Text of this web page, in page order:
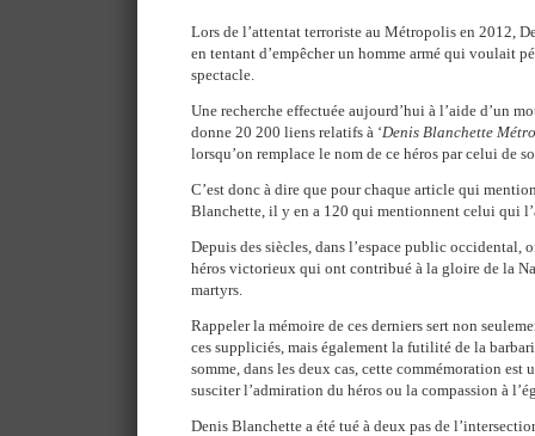
Lors de l’attentat terroriste au Métropolis en 2012,
en tentant d’empêcher un homme armé qui voulait
spectacle.
Une recherche effectuée aujourd’hui à l’aide d’un
donne 20 200 liens relatifs à ‘Denis Blanchette
lorsqu’on remplace le nom de ce héros par celui de
C’est donc à dire que pour chaque article qui
Blanchette, il y en a 120 qui mentionnent celui qui
Depuis des siècles, dans l’espace public occidental,
héros victorieux qui ont contribué à la gloire de la
martyrs.
Rappeler la mémoire de ces derniers sert non
ces suppliciés, mais également la futilité de la
somme, dans les deux cas, cette commémoration est
susciter l’admiration du héros ou la compassion à
Denis Blanchette a été tué à deux pas de